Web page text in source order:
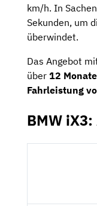
km/h. In
Sekunden, um
überwindet.
Das Angebot
über 12 Monate
Fahrleistung
BMW